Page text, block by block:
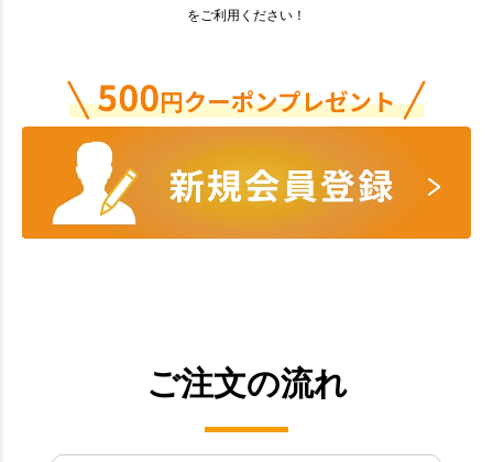
をご利用ください！
ご注文の流れ